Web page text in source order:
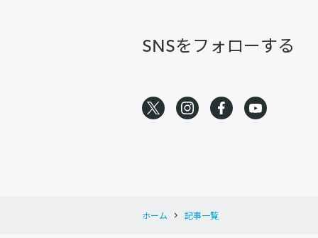
SNSをフォローする
ホーム 記事一覧